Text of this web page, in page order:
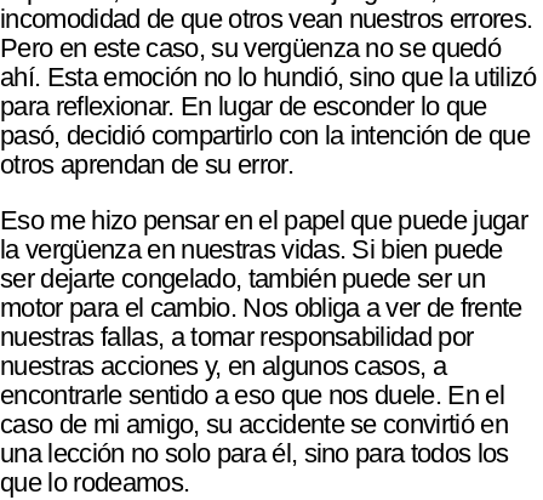
incomodidad de que otros vean nuestros errores.
Pero en este caso, su vergüenza no se quedó
ahí. Esta emoción no lo hundió, sino que la utilizó
para reflexionar. En lugar de esconder lo que
pasó, decidió compartirlo con la intención de que
otros aprendan de su error.
Eso me hizo pensar en el papel que puede jugar
la vergüenza en nuestras vidas. Si bien puede
ser dejarte congelado, también puede ser un
motor para el cambio. Nos obliga a ver de frente
nuestras fallas, a tomar responsabilidad por
nuestras acciones y, en algunos casos, a
encontrarle sentido a eso que nos duele. En el
caso de mi amigo, su accidente se convirtió en
una lección no solo para él, sino para todos los
que lo rodeamos.